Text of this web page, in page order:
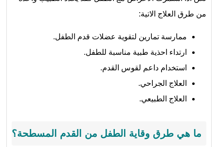
من طرق العلاج الاتية:
ممارسة تمارين لتقوية عضلات قدم الطفل.
ارتداء احذية طبية مناسبة للطفل.
استخدام داعم لقوس القدم.
العلاج الجراحي.
العلاج الطبيعي.
ما هي طرق وقاية الطفل من القدم المسطحة؟